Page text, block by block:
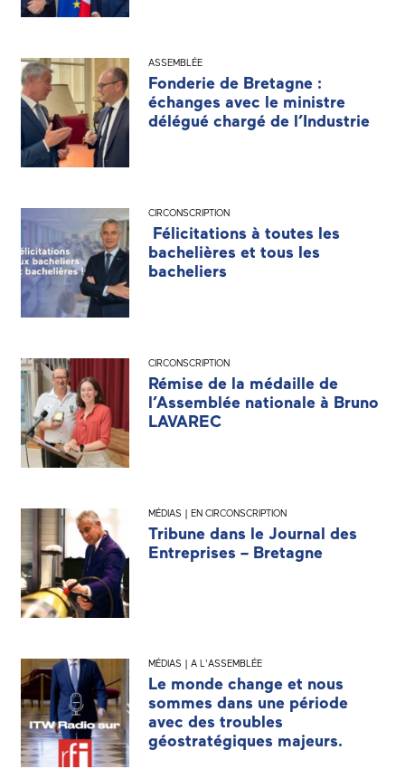
ASSEMBLÉE
Fonderie de Bretagne :
échanges avec le ministre
délégué chargé de l’Industrie
CIRCONSCRIPTION
Félicitations à toutes les
bachelières et tous les
bacheliers
CIRCONSCRIPTION
Rémise de la médaille de
l’Assemblée nationale à Bruno
LAVAREC
MÉDIAS | EN CIRCONSCRIPTION
Tribune dans le Journal des
Entreprises – Bretagne
MÉDIAS | A L'ASSEMBLÉE
Le monde change et nous
sommes dans une période
avec des troubles
géostratégiques majeurs.